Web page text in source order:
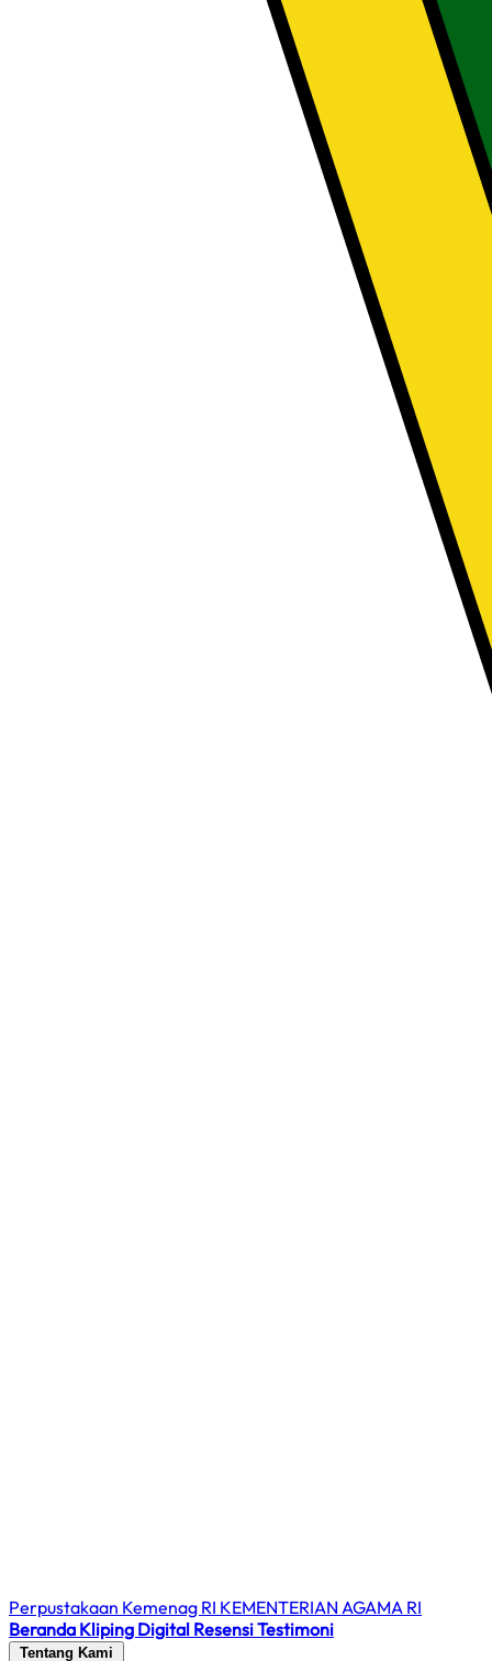
Perpustakaan Kemenag RI KEMENTERIAN AGAMA RI
Beranda Kliping Digital ResensiTestimoni
Tentang Kami